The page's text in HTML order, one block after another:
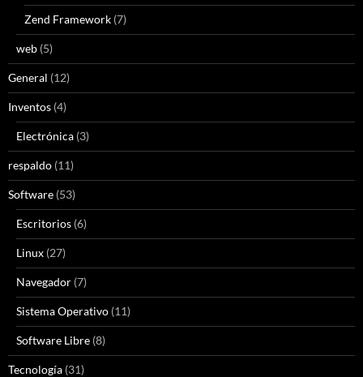
Zend Framework (7)
web (5)
General (12)
Inventos (4)
Electrónica (3)
respaldo (11)
Software (53)
Escritorios (6)
Linux (27)
Navegador (7)
Sistema Operativo (11)
Software Libre (8)
Tecnología (31)